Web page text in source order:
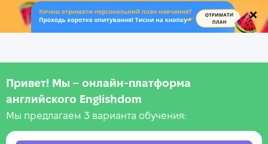
.
Привет! Мы – онлайн‑платформа
английского Englishdom
Мы предлагаем 3 варианта обучения: